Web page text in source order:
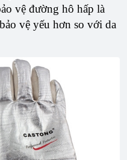
vệ đường hô hấp là
vệ yếu hơn so với da